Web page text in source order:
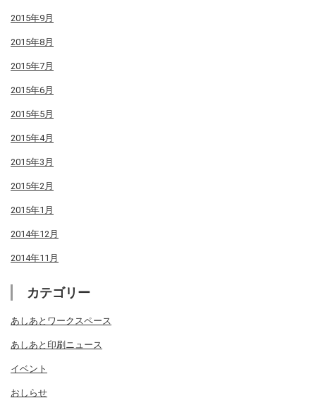
2015年9月
2015年8月
2015年7月
2015年6月
2015年5月
2015年4月
2015年3月
2015年2月
2015年1月
2014年12月
2014年11月
カテゴリー
あしあとワークスペース
あしあと印刷ニュース
イベント
おしらせ